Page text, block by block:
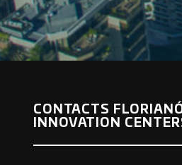
CONTACTS
INNOVATION